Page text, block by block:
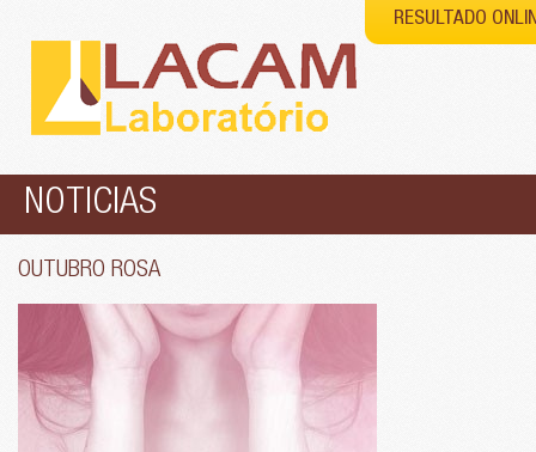
RESULTADO
NOTICIAS
OUTUBRO ROSA